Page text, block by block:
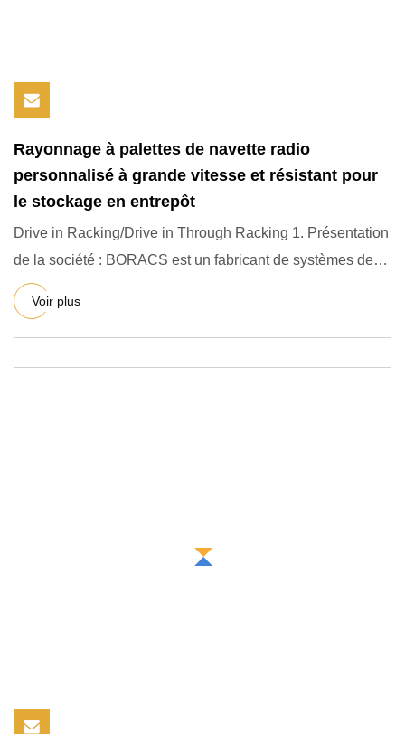
Rayonnage à palettes de navette radio
personnalisé à grande vitesse et résistant pour
le stockage en entrepôt
Drive in Racking/Drive in Through Racking 1. Présentation
de la société : BORACS est un fabricant de systèmes de
rayonn
Voir plus